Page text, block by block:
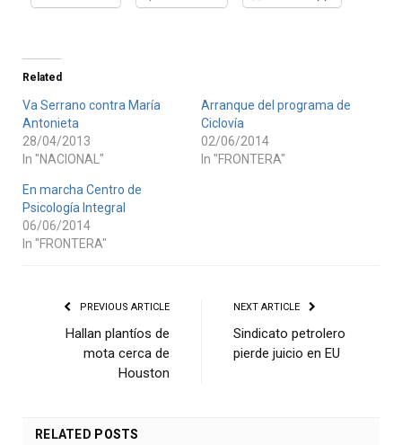
Related
Va Serrano contra María
Antonieta
28/04/2013
In "NACIONAL"
Arranque del programa de
Ciclovía
02/06/2014
In "FRONTERA"
En marcha Centro de
Psicología Integral
06/06/2014
In "FRONTERA"
PREVIOUS ARTICLE
Hallan plantíos de
mota cerca de
Houston
NEXT ARTICLE
Sindicato petrolero
pierde juicio en EU
RELATED POSTS